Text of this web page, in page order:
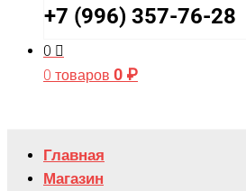
+7 (996) 357-76-28
0
0 товаров 0 ₽
Главная
Магазин